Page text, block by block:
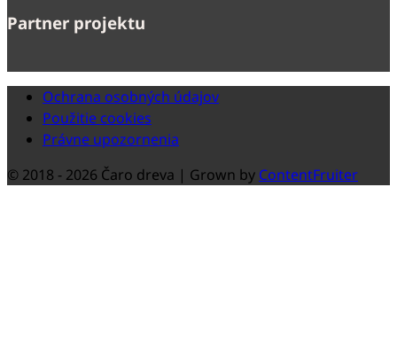
Partner projektu
Ochrana osobných údajov
Použitie cookies
Právne upozornenia
© 2018 - 2026 Čaro dreva | Grown by ContentFruiter